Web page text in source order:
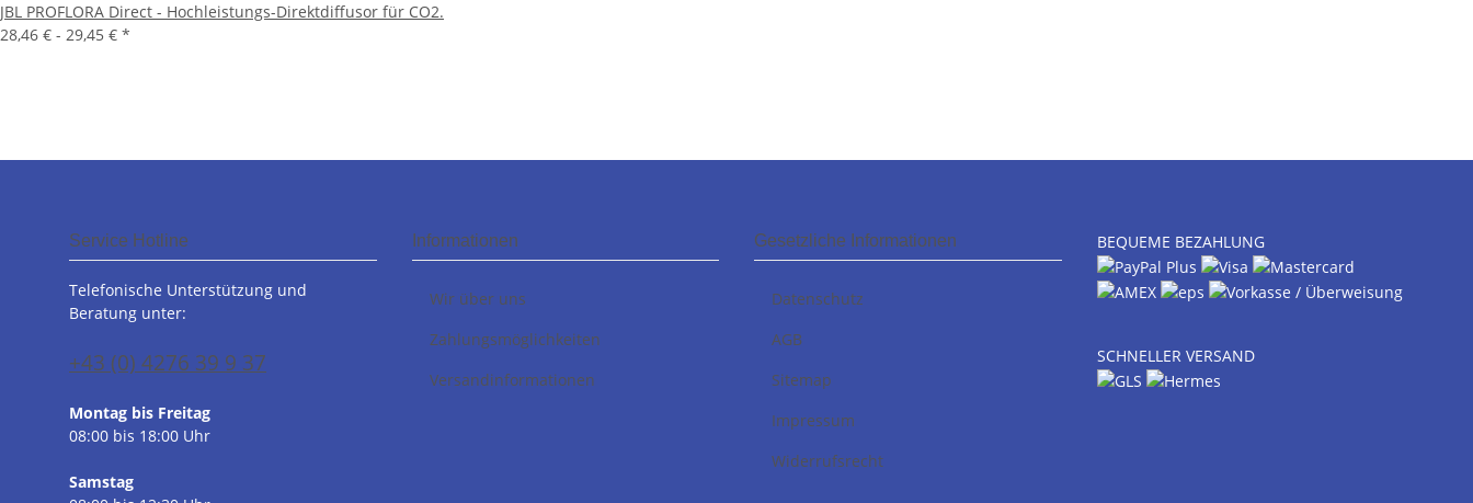
JBL PROFLORA Direct - Hochleistungs-Direktdiffusor für CO2.
28,46 € - 29,45 € *
Service Hotline
Telefonische Unterstützung und
Beratung unter:
+43 (0) 4276 39 9 37
Montag bis Freitag
08:00 bis 18:00 Uhr
Samstag
Informationen
Wir über uns
Zahlungsmöglichkeiten
Versandinformationen
Gesetzliche Informationen
Datenschutz
AGB
Sitemap
Impressum
Widerrufsrecht
BEQUEME BEZAHLUNG
SCHNELLER VERSAND